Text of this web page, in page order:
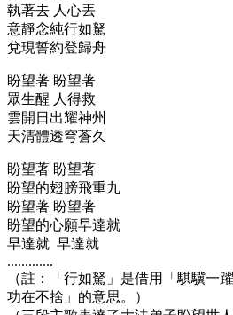
執著去 人心丟
意靜念純行如駑
兌現誓約登歸舟
盼望著 盼望著
眾生醒 人得救
雲開日出耀神州
天清體透穹蒼久
盼望著 盼望著
盼望的翅膀飛重九
盼望著 盼望著
盼望的心願早達就
早達就 早達就
.............
（註：「行如駑」是借用「騏驥一
功在不捨」的意思。）